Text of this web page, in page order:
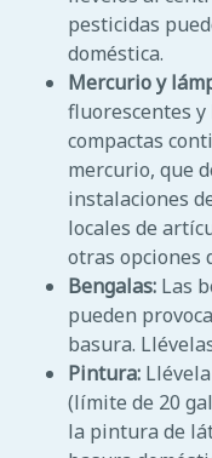
pesticidas
doméstica.
Mercurio y
fluorescentes
compactas
mercurio, que
instalaciones
locales de
otras opciones
Bengalas: Las
pueden
basura.
Pintura:
(límite de 20
la pintura de